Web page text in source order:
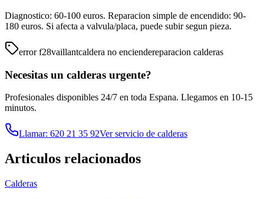
Diagnostico: 60-100 euros. Reparacion simple de encendido: 90-
180 euros. Si afecta a valvula/placa, puede subir segun pieza.
error f28vaillantcaldera no enciendereparacion calderas
Necesitas un calderas urgente?
Profesionales disponibles 24/7 en toda Espana. Llegamos en 10-15
minutos.
Llamar: 620 21 35 92Ver servicio de calderas
Articulos relacionados
Calderas